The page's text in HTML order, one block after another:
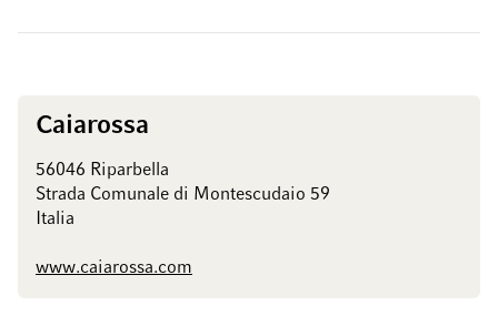
Caiarossa
56046 Riparbella
Strada Comunale di Montescudaio 59
Italia
www.caiarossa.com